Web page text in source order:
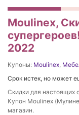
Moulinex,
2022
Купоны: Moulinex,
Срок истек, но может
Скидки для настоящих
Купон Moulinex
магазин.